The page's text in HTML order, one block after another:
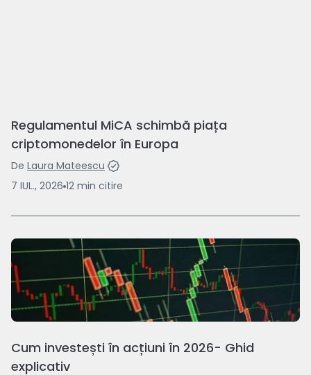
Regulamentul MiCA schimbă piața
criptomonedelor în Europa
De Laura Mateescu
7 IUL., 2026 12 min citire
Cum investești în acțiuni în 2026- Ghid
explicativ